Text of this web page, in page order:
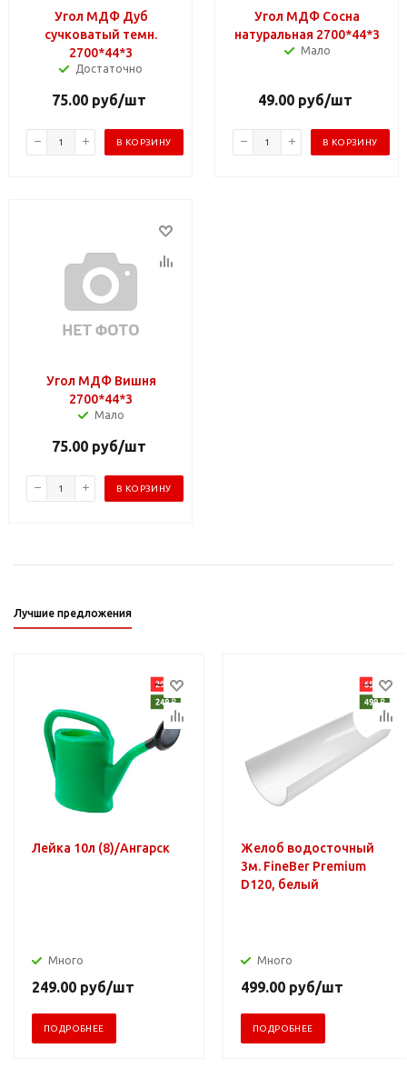
Угол МДФ Дуб
сучковатый темн.
2700*44*3
Достаточно
75.00 руб/шт
В КОРЗИНУ
Угол МДФ Сосна
натуральная 2700*44*3
Мало
49.00 руб/шт
В КОРЗИНУ
Угол МДФ Вишня
2700*44*3
Мало
75.00 руб/шт
В КОРЗИНУ
Лучшие предложения
Лейка 10л (8)/Ангарск
Много
249.00 руб/шт
ПОДРОБНЕЕ
Желоб водосточный
3м. FineBer Premium
D120, белый
Много
499.00 руб/шт
ПОДРОБНЕЕ